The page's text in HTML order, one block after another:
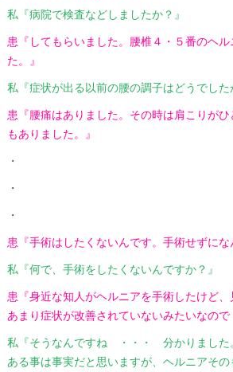
私『病院で検査などしましたか？』
患『してもらいました。腰椎４・５番のヘ
た。』
私『症状が出る以前の腰の調子はどうでした
患『腰痛はありました。その時は肩こり
もありました。』
・
・
・
患『手術はしたくないんです。手術せずにな
私『何で、手術をしたくないんですか？』
患『身近な知人がヘルニアを手術したけど、
あまり症状が改善されていないみたいなの
私『そうなんですね ・・・ 分かりました
ある事は事実だと思いますが、ヘルニアそ